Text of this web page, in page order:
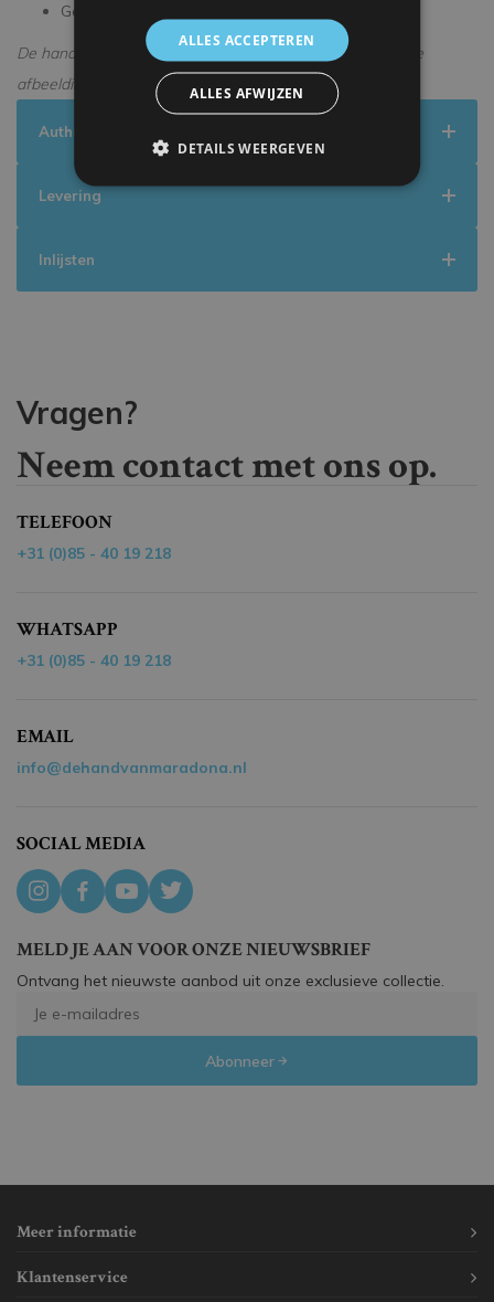
Geleverd in een premium verpakking
De handtekening kan enigszins afwijken van de getoonde
afbeelding.
Authenticiteit
Levering
Inlijsten
Vragen?
Neem contact met ons op.
TELEFOON
+31 (0)85 - 40 19 218
WHATSAPP
+31 (0)85 - 40 19 218
EMAIL
info@dehandvanmaradona.nl
SOCIAL MEDIA
MELD JE AAN VOOR ONZE NIEUWSBRIEF
Ontvang het nieuwste aanbod uit onze exclusieve collectie.
Abonneer
Meer informatie
Klantenservice
ALLES ACCEPTEREN
ALLES AFWIJZEN
DETAILS WEERGEVEN